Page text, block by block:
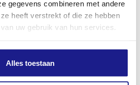
gegevens combineren met andere
heeft verstrekt of die ze hebben
uw gebruik van hun services.
Alles toestaan
07:30 - 17:00